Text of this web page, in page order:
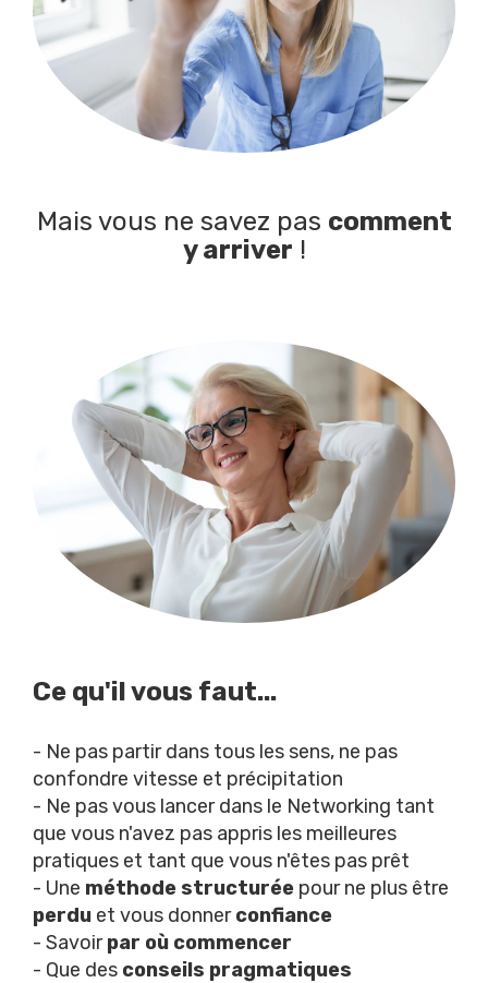
Mais vous ne savez pas comment
y arriver !
Ce qu'il vous faut...
- Ne pas partir dans tous les sens, ne pas
confondre vitesse et précipitation
- Ne pas vous lancer dans le Networking tant
que vous n'avez pas appris les meilleures
pratiques et tant que vous n'êtes pas prêt
- Une méthodestructurée pour ne plus être
perdu et vous donnerconfiance
- Savoirpar où commencer
- Que des conseils pragmatiques